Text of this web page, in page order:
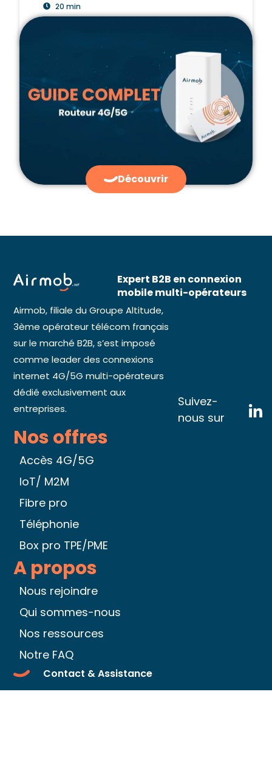
20 min
Découvrir
Expert B2B en connexion
mobile multi-opérateurs
Airmob, filiale du Groupe Altitude,
3ème opérateur télécom français
sur le marché B2B, s’est imposé
comme leader des connexions
internet 4G/5G multi-opérateurs
dédié exclusivement aux
entreprises.
Suivez-
nous sur
A propos
Nous rejoindre
Qui sommes-nous
Nos ressources
Notre FAQ
Nos offres
Accès 4G/5G
IoT/ M2M
Fibre pro
Téléphonie
Box pro TPE/PME
Contact & Assistance